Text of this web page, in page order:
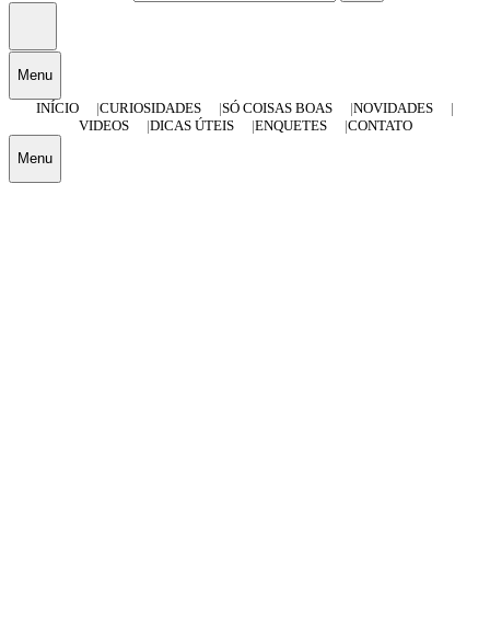
Menu
INÍCIO
CURIOSIDADES SÓ COISAS BOAS
NOVIDADES
VIDEOS
DICAS ÚTEIS ENQUETES CONTATO
Menu